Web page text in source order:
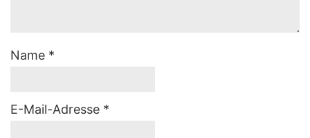
Name *
E-Mail-Adresse *